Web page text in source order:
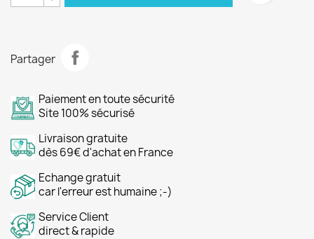
Partager
Paiement en toute sécurité
Site 100% sécurisé
Livraison gratuite
dès 69€ d'achat en France
Echange gratuit
car l'erreur est humaine ;-)
Service Client
direct & rapide